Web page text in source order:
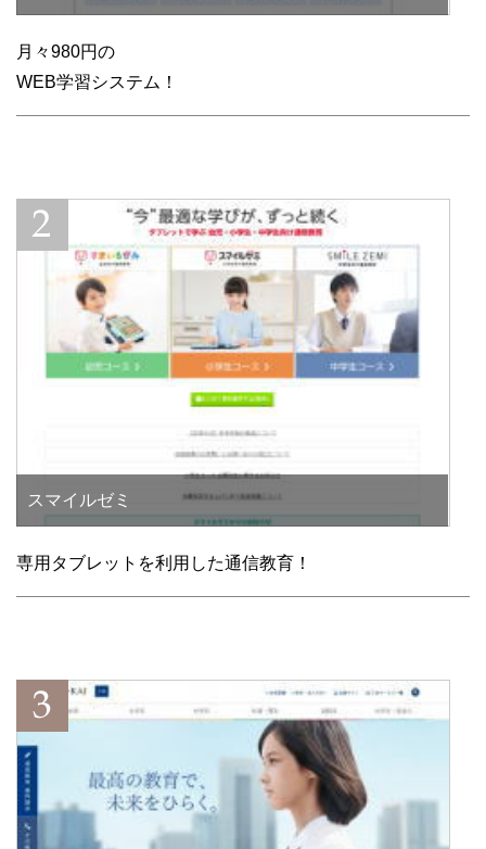
月々980円の
WEB学習システム！
スマイルゼミ
専用タブレットを利用した通信教育！